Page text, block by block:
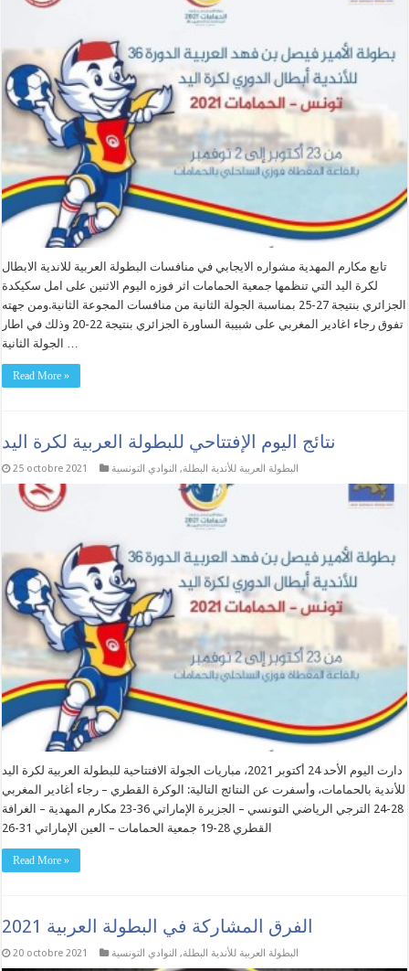
تابع مكارم المهدية مشواره الايجابي في منافسات البطولة العربية للاندية الابطال
لكرة اليد التي تنظمها جمعية الحمامات اثر فوزه اليوم الاثنين على امل سكيكدة
الجزائري بنتيجة 27-25 بمناسبة الجولة الثانية من منافسات المجوعة الثانية.ومن جهته
تفوق رجاء اغادير المغربي على شبيبة الساورة الجزائري بنتيجة 22-20 وذلك في اطار
الجولة الثانية …
Read More »
نتائج اليوم الإفتتاحي للبطولة العربية لكرة اليد
25 octobre 2021 البطولة العربية للأندية البطلة, النوادي التونسية
دارت اليوم الأحد 24 أكتوبر 2021، مباريات الجولة الافتتاحية للبطولة العربية لكرة اليد
للأندية بالحمامات، وأسفرت عن النتائج التالية: الوكرة القطري – رجاء أغادير المغربي
28-24 الترجي الرياضي التونسي – الجزيرة الإماراتي 36-23 مكارم المهدية – الغرافة
القطري 28-19 جمعية الحمامات – العين الإماراتي 31-26
Read More »
الفرق المشاركة في البطولة العربية 2021
20 octobre 2021 البطولة العربية للأندية البطلة, النوادي التونسية